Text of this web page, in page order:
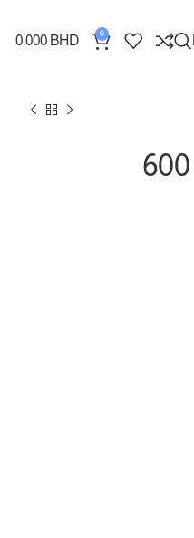
0
0.000 BHD
ثلاجة عرض زينيت بسعة 600